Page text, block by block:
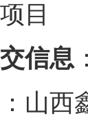
目
信息 ：
山西